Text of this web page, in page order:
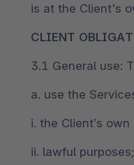
is at the Client's
CLIENT
3.1 General use:
a. use the
i. the Client’s
ii. lawful